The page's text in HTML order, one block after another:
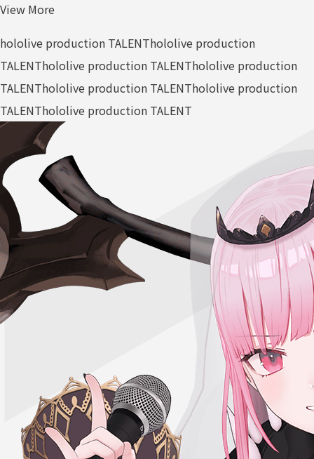
View More
hololive production TALENThololive production
TALENThololive production TALENThololive production
TALENThololive production TALENThololive production
TALENThololive production TALENT